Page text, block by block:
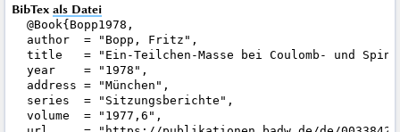
BibTex als Datei
@Book{Bopp1978,
author  = "Bopp, Fritz",
title   = "Ein-Teilchen-Masse bei Coulomb- und
year    = "1978",
address = "München",
series  = "Sitzungsberichte",
volume  = "1977,6",